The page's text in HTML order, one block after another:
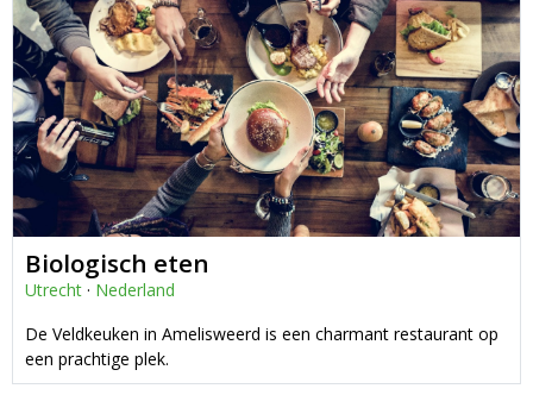
Biologisch eten
Utrecht · Nederland
De Veldkeuken in Amelisweerd is een charmant restaurant op
een prachtige plek.